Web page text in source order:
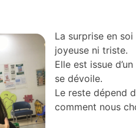
La surprise en
joyeuse ni triste.
Elle est issue
se dévoile.
Le reste dépend
comment nous